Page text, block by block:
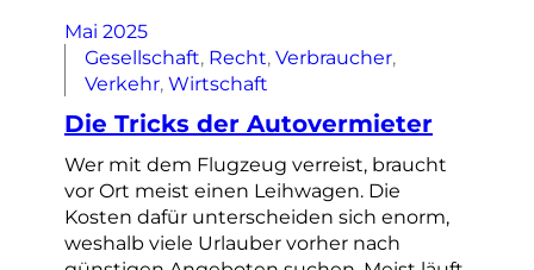
Mai 2025
Gesellschaft, Recht, Verbraucher
Verkehr, Wirtschaft
Die Tricks der Autovermieter
Wer mit dem Flugzeug verreist, braucht
vor Ort meist einen Leihwagen. Die
Kosten dafür unterscheiden sich enorm,
weshalb viele Urlauber vorher nach